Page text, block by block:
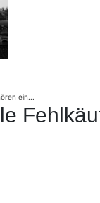
ein...